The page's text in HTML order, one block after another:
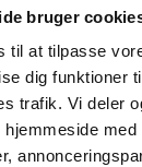
bruger
til at tilpasse
dig funktioner
trafik. Vi deler
Pind J. Design
har ikke gjort
den førende
største og bedste